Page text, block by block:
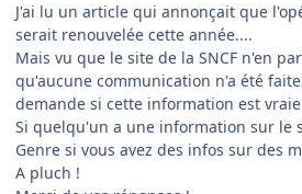
J'ai lu un article qui annonçait que
serait renouvelée cette année....
Mais vu que le site de la SNCF n'en
qu'aucune communication n'a été
demande si cette information est vraie
Si quelqu'un a une information sur le
Genre si vous avez des infos sur des
A pluch !